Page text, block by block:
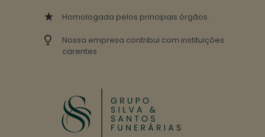
Homologada pelos principais órgãos.
Nossa empresa contribui com instituições
carentes .